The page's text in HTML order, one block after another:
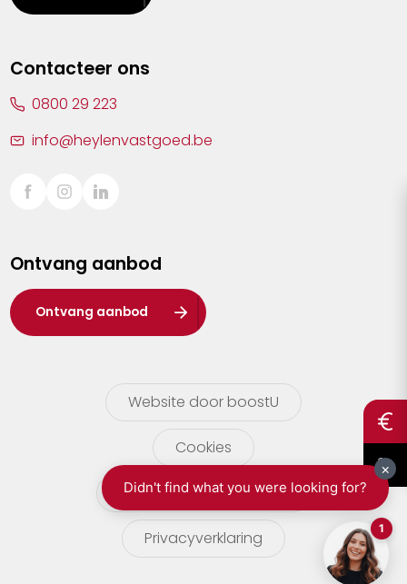
Lier
Sint-Truiden
Waasland
Wuustwezel
Zoersel
Contacteer ons
0800 29 223
info@heylenvastgoed.be
Ontvang aanbod
Ontvang aanbod
Website door boostU
Cookies
gebruikersvoorwaarden
Privacyverklaring